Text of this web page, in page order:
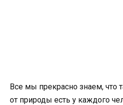
Все мы прекрасно знаем, что
от природы есть у каждого